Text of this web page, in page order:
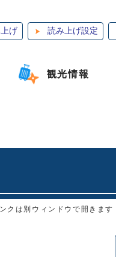
げ 読み上げ設定
観光情報
クは別ウィンドウで開きます